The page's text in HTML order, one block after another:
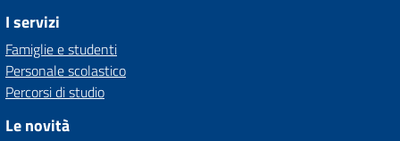
I servizi
Famiglie e studenti
Personale scolastico
Percorsi di studio
Le novità